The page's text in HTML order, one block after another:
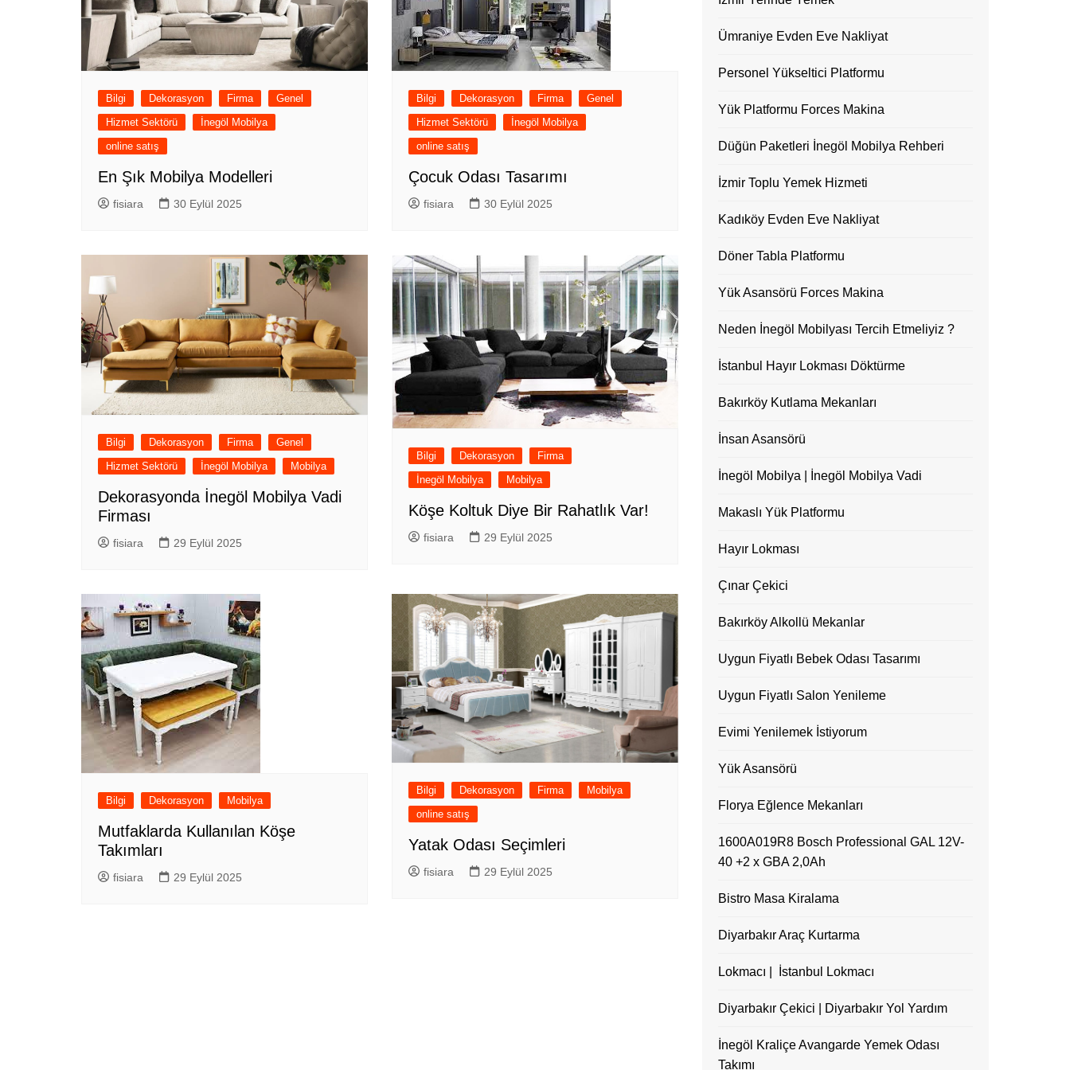
Bilgi Dekorasyon Firma
Genel
Hizmet Sektörü
İnegöl Mobilya
online satış
En Şık Mobilya Modelleri
fisiara 30 Eylül 2025
Bilgi Dekorasyon Firma
Genel
Hizmet Sektörü
İnegöl Mobilya
online satış
Çocuk Odası Tasarımı
fisiara 30 Eylül 2025
Bilgi Dekorasyon Firma
Genel
Hizmet Sektörü
İnegöl Mobilya Mobilya
Dekorasyonda İnegöl Mobilya Vadi
Firması
fisiara 29 Eylül 2025
Bilgi Dekorasyon
Firma
İnegöl Mobilya
Mobilya
Köşe Koltuk Diye Bir Rahatlık Var!
fisiara 29 Eylül 2025
Bilgi Dekorasyon Mobilya
Mutfaklarda Kullanılan Köşe
Takımları
fisiara 29 Eylül 2025
Bilgi Dekorasyon Firma
Mobilya
online satış
Yatak Odası Seçimleri
fisiara 29 Eylül 2025
Ümraniye Evden Eve Nakliyat
Personel Yükseltici Platformu
Yük Platformu Forces Makina
Düğün Paketleri İnegöl Mobilya Rehberi
İzmir Toplu Yemek Hizmeti
Kadıköy Evden Eve Nakliyat
Döner Tabla Platformu
Yük Asansörü Forces Makina
Neden İnegöl Mobilyası Tercih Etmeliyiz ?
İstanbul Hayır Lokması Döktürme
Bakırköy Kutlama Mekanları
İnsan Asansörü
İnegöl Mobilya | İnegöl Mobilya Vadi
Makaslı Yük Platformu
Hayır Lokması
Çınar Çekici
Bakırköy Alkollü Mekanlar
Uygun Fiyatlı Bebek Odası Tasarımı
Uygun Fiyatlı Salon Yenileme
Evimi Yenilemek İstiyorum
Yük Asansörü
Florya Eğlence Mekanları
1600A019R8 Bosch Professional GAL 12V-
40 +2 x GBA 2,0Ah
Bistro Masa Kiralama
Diyarbakır Araç Kurtarma
Lokmacı | İstanbul Lokmacı
Diyarbakır Çekici | Diyarbakır Yol Yardım
İnegöl Kraliçe Avangarde Yemek Odası
Takımı